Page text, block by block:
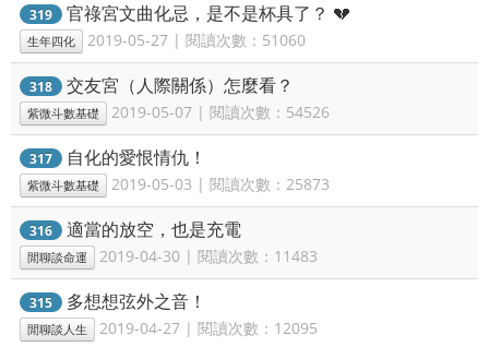
319 官祿宮文曲化忌，是不是杯具了？ 💔
生年四化 2019-05-27 | 閱讀次數：51060
318 交友宮（人際關係）怎麼看？
紫微斗數基礎 2019-05-07 | 閱讀次數：54526
317 自化的愛恨情仇！
紫微斗數基礎 2019-05-03 | 閱讀次數：25873
316 適當的放空，也是充電
閒聊談命運 2019-04-30 | 閱讀次數：11483
315 多想想弦外之音！
閒聊談人生 2019-04-27 | 閱讀次數：12095